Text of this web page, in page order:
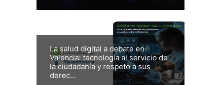
La salud digital a debate en
Valencia: tecnología al servicio de
la ciudadanía y respeto a sus
derec...